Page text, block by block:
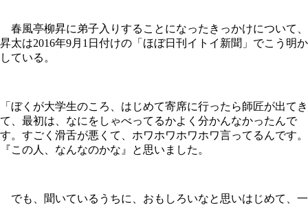
春風亭柳昇に弟子入りすることになったきっかけについて、
昇太は2016年9月1日付けの「ほぼ日刊イトイ新聞」でこう明か
している。
「ぼくが大学生のころ、はじめて寄席に行ったら師匠が出てき
て、最初は、なにをしゃべってるかよく分かんなかったんで
す。すごく滑舌が悪くて、ホワホワホワホワ言ってるんです。
『この人、なんなのかな』と思いました。
でも、聞いているうちに、おもしろいなと思いはじめて、一